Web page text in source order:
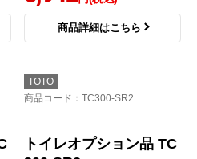
トイレオプション品 TC
300-NW1
6,942 円(税込)